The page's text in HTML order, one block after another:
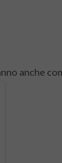
anche